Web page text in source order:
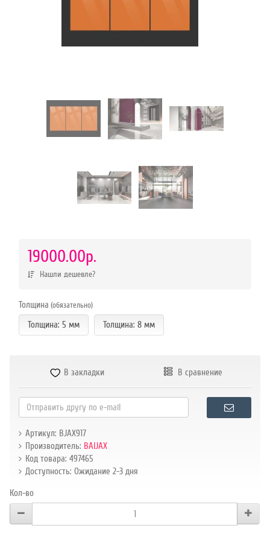
19000.00р.
Нашли дешевле?
Толщина (обязательно)
Толщина: 5 мм Толщина: 8 мм
В закладки В сравнение
Артикул: BJAX917
Производитель: BAIJAX
Код товара: 497465
Доступность: Ожидание 2-3 дня
Кол-во